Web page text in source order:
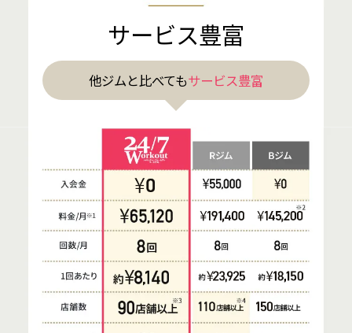
サービス豊富
他ジムと比べてもサービス豊富